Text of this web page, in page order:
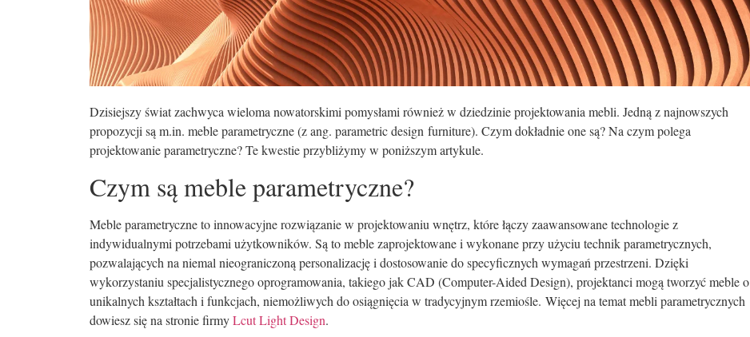
Dzisiejszy świat zachwyca wieloma nowatorskimi pomysłami również w dziedzinie projektowania mebli. Jedną z najnowszych
propozycji są m.in. meble parametryczne (z ang. parametric design furniture). Czym dokładnie one są? Na czym polega
projektowanie parametryczne? Te kwestie przybliżymy w poniższym artykule.
Czym są meble parametryczne?
Meble parametryczne to innowacyjne rozwiązanie w projektowaniu wnętrz, które łączy zaawansowane technologie z
indywidualnymi potrzebami użytkowników. Są to meble zaprojektowane i wykonane przy użyciu technik parametrycznych,
pozwalających na niemal nieograniczoną personalizację i dostosowanie do specyficznych wymagań przestrzeni. Dzięki
wykorzystaniu specjalistycznego oprogramowania, takiego jak CAD (Computer-Aided Design), projektanci mogą tworzyć meble o
unikalnych kształtach i funkcjach, niemożliwych do osiągnięcia w tradycyjnym rzemiośle. Więcej na temat mebli parametrycznych
dowiesz się na stronie firmyLcut Light Design.